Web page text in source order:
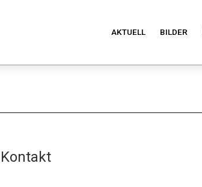
AKTUELL BILDER
Kontakt